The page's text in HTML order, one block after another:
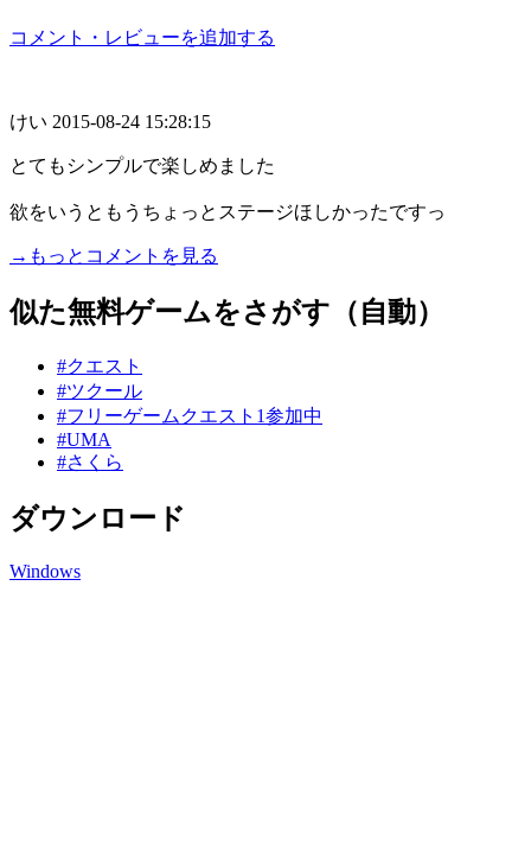
コメント・レビューを追加する
けい 2015-08-24 15:28:15
とてもシンプルで楽しめました
欲をいうともうちょっとステージほしかったですっ
→もっとコメントを見る
似た無料ゲームをさがす（自動）
#クエスト
#ツクール
#フリーゲームクエスト1参加中
#UMA
#さくら
ダウンロード
Windows